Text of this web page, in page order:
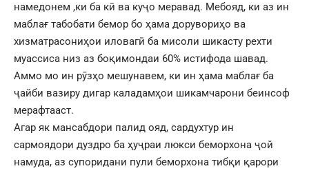
намедонем ,ки ба кӣ ва куҷо меравад. Мебояд, ки аз ин
маблағ табобати бемор бо ҳама дорувориҳо ва
хизматрасониҳои иловагӣ ба мисоли шикасту рехти
муассиса низ аз боқимондаи 60% истифода шавад.
Аммо мо ин рӯзҳо мешунавем, ки ин ҳама маблағ ба
ҷайби вазиру дигар каладамҳои шикамчарони беинсоф
мерафтааст.
Агар як мансабдори палид ояд, сардухтур ин
сармоядори дуздро ба ҳуҷраи люкси беморхона ҷой
намуда, аз супоридани пули беморхона тибқи қарори